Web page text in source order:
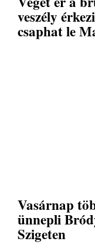
veszély
csaphat le
Vasárnap
ünnepli
Szigeten